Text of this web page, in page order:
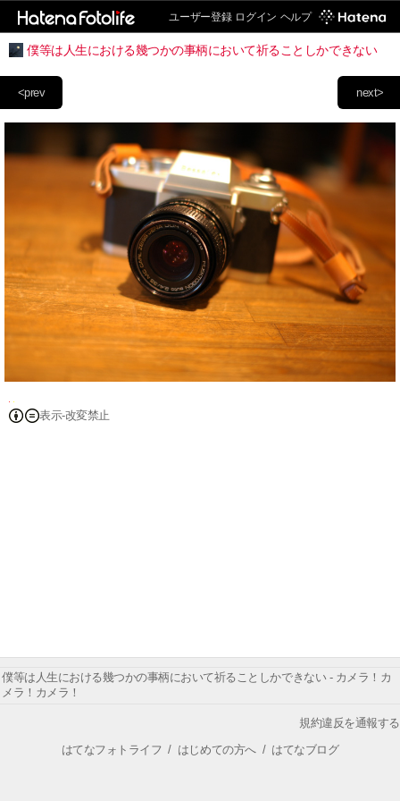
ユーザー登録 ログイン ヘルプ
僕等は人生における幾つかの事柄において祈ることしかできない
next>
<prev
表示-改変禁止
僕等は人生における幾つかの事柄において祈ることしかできない - カメラ！カ
メラ！カメラ！
規約違反を通報する
はてなフォトライフ / はじめての方へ/ はてなブログ